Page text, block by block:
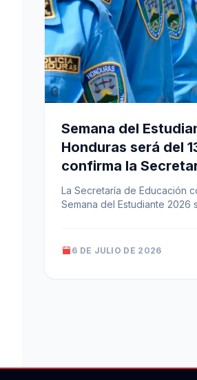
Semana del
Honduras será del
confirma la
Educación
La Secretaría de Educación
Semana del Estudiante 2026
6 DE JULIO DE 2026